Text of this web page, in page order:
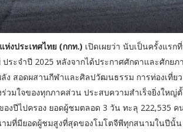
งประเทศไทย (กกท.) เปิดเผยว่า นับเป็นครั้งแร
ระจำปี 2025 หลังจากได้ประกาศศักดาและศักย
สอดผสานกีฬาและศิลปวัฒนธรรม การท่องเที่ย
วมใจของทุกภาคส่วน ประสบความสำเร็จยิ่งใหญ่
งปีไปครอง ยอดผู้ชมตลอด 3 วัน ทะลุ 222,535
มที่มียอดผู้ชมสูงที่สุดของโมโตจีพีทุกสนามในปีนั้